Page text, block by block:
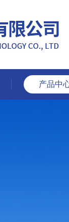
产品中